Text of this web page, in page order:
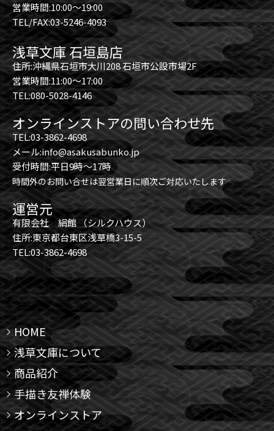
営業時間:10:00～19:00
TEL/FAX:03-5246-4093
浅草文庫 石垣島店
住所:沖縄県石垣市大川208 石垣市公設市場2F
営業時間:11:00～17:00
TEL:080-5028-4146
オンラインストアの問い合わせ先
TEL:03-3862-4698
メール:info@asakusabunko.jp
受付時間:平日9時～17時
時間外のお問い合せは翌営業日に順次ご対応いたします
運営元
有限会社 絹館 （シルクハウス）
住所:東京都台東区浅草橋3-15-5
TEL:03-3862-4698
HOME
浅草文庫について
商品紹介
手描き友禅体験
オンラインストア